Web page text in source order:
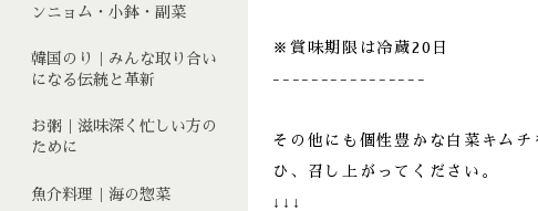
ンニョム・小鉢・副菜
韓国のり｜みんな取り合い
になる伝統と革新
お粥｜滋味深く忙しい方の
ために
魚介料理｜海の惣菜
※賞味期限は冷蔵20日
----------------
その他にも個性豊かな白菜キム
ひ、召し上がってください。
↓↓↓